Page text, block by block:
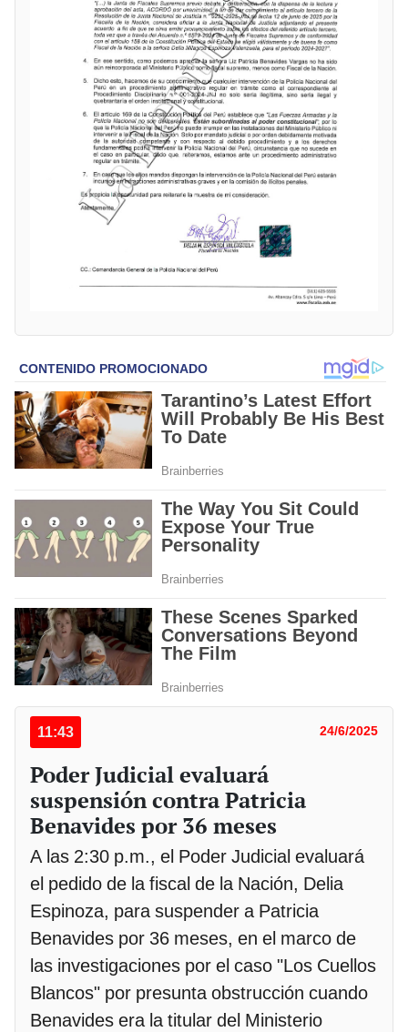
11:43 24/6/2025
Poder Judicial evaluará
suspensión contra Patricia
Benavides por 36 meses
A las 2:30 p.m., el Poder Judicial evaluará
el pedido de la fiscal de la Nación, Delia
Espinoza, para suspender a Patricia
Benavides por 36 meses, en el marco de
las investigaciones por el caso "Los Cuellos
Blancos" por presunta obstrucción cuando
Benavides era la titular del Ministerio